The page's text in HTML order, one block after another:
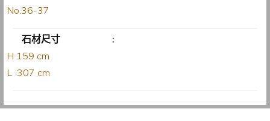
No.36-37
石材尺寸
:
H 159 cm
L 307 cm